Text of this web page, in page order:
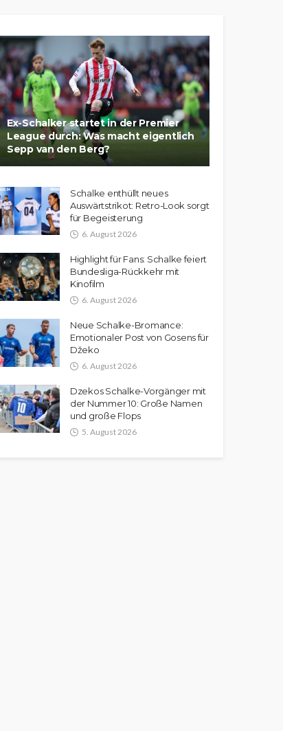
Ex-Schalker startet in der Premier
League durch: Was macht eigentlich
Sepp van den Berg?
Schalke enthüllt neues
Auswärtstrikot: Retro-Look sorgt
für Begeisterung
6. August 2026
Highlight für Fans: Schalke feiert
Bundesliga-Rückkehr mit
Kinofilm
6. August 2026
Neue Schalke-Bromance:
Emotionaler Post von Gosens für
Džeko
6. August 2026
Dzekos Schalke-Vorgänger mit
der Nummer 10: Große Namen
und große Flops
5. August 2026